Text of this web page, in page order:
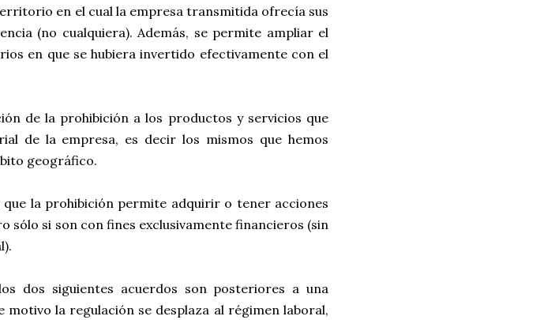
en el cual la empresa transmitida ofrecía sus
(no cualquiera). Además, se permite ampliar el
en que se hubiera invertido efectivamente con el
de la prohibición a los productos y servicios que
de la empresa, es decir los mismos que hemos
geográfico.
la prohibición permite adquirir o tener acciones
sólo si son con fines exclusivamente financieros (sin
dos siguientes acuerdos son posteriores a una
motivo la regulación se desplaza al régimen laboral,